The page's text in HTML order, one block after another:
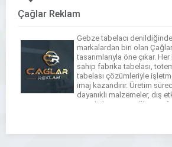
Çağlar Reklam
Gebze tabelacı
markalardan biri olan
tasarımlarıyla öne çıkar.
sahip fabrika tabelası,
tabelası çözümleriyle
imaj kazandırır. Üretim
dayanıklı malzemeler, dış
ömürlü koruma sağlar.